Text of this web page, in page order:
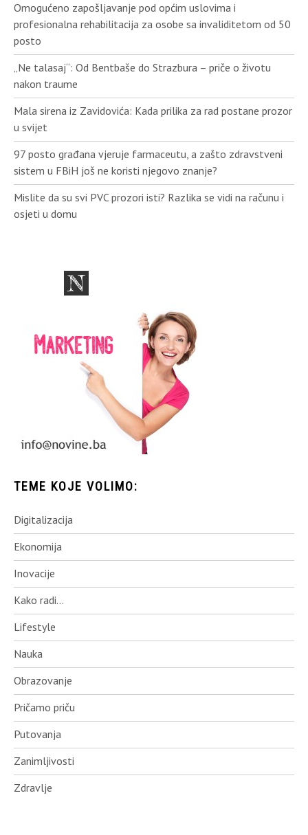
Omogućeno zapošljavanje pod općim uslovima i
profesionalna rehabilitacija za osobe sa invaliditetom od 50
posto
„Ne talasaj“: Od Bentbaše do Strazbura – priče o životu
nakon traume
Mala sirena iz Zavidovića: Kada prilika za rad postane prozor
u svijet
97 posto građana vjeruje farmaceutu, a zašto zdravstveni
sistem u FBiH još ne koristi njegovo znanje?
Mislite da su svi PVC prozori isti? Razlika se vidi na računu i
osjeti u domu
TEME KOJE VOLIMO:
Digitalizacija
Ekonomija
Inovacije
Kako radi…
Lifestyle
Nauka
Obrazovanje
Pričamo priču
Putovanja
Zanimljivosti
Zdravlje